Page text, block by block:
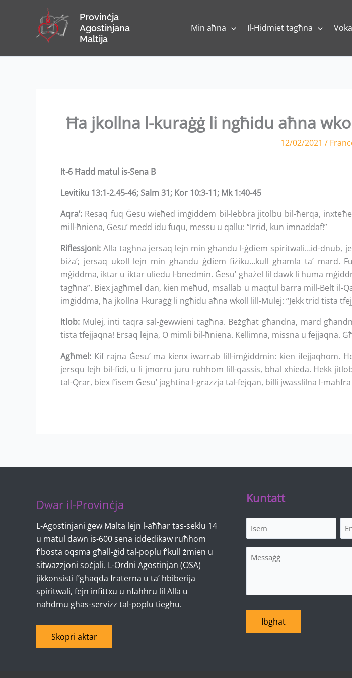
Provinċja
Agostinjana
Maltija
Min aħna Il-Ħidmiet tagħna
Ħa jkollna l-kuraġġ li ngħidu aħna
12/02/2021 /
It-6 Ħadd matul is-Sena B
Levitiku 13:1-2.45-46; Salm 31; Kor 10:3-11; Mk 1:40-45
Aqra’: Resaq fuq Ġesu wieħed imġiddem bil-lebbra jitolbu bil-ħerqa,
mill-ħniena, Ġesu’ medd idu fuqu, messu u qallu: “Irrid, kun imnaddaf!”
Riflessjoni: Alla tagħna jersaq lejn min għandu l-ġdiem spiritwali…id-dnub,
biża’; jersaq ukoll lejn min għandu ġdiem fiżiku…kull għamla ta’ mard.
mġiddma, iktar u iktar uliedu l-bnedmin. Ġesu’ għażel lil dawk li huma
tagħna”. Biex jagħmel dan, kien meħud, msallab u maqtul barra mill-Belt il-
imġiddma, ħa jkollna l-kuraġġ li ngħidu aħna wkoll lill-Mulej: “Jekk trid tista
Itlob: Mulej, inti taqra sal-ġewwieni tagħna. Beżgħat għandna, mard
tista tfejjaqna! Ersaq lejna, O mimli bil-ħniena. Kellimna, missna u fejjaqna.
Agħmel: Kif rajna Ġesu’ ma kienx iwarrab lill-imġiddmin: kien ifejjaqhom.
jersqu lejh bil-fidi, u li jmorru juru ruħhom lill-qassis, bħal xhieda. Hekk
tal-Qrar, biex f’isem Ġesu’ jagħtina l-grazzja tal-fejqan, billi jwasslilna l-maħfra
Dwar il-Provinċja
L-Agostinjani ġew Malta lejn l-aħħar tas-seklu 14
u matul dawn is-600 sena iddedikaw ruħhom
f'bosta oqsma għall-ġid tal-poplu f'kull żmien u
sitwazzjoni soċjali. L-Ordni Agostinjan (OSA)
jikkonsisti f’għaqda fraterna u ta’ ħbiberija
spiritwali, fejn infittxu u nfaħħru lil Alla u
naħdmu għas-servizz tal-poplu tiegħu.
Skopri aktar
Kuntatt
Isem
Messaġġ
Ibgħat